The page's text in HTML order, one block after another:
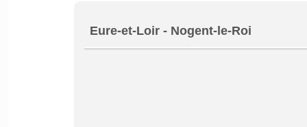
Eure-et-Loir - Nogent-le-Roi